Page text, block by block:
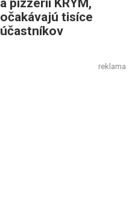
očakávajú tisíce
účastníkov
reklama